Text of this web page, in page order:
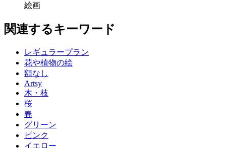
絵画
関連するキーワード
レギュラープラン
花や植物の絵
額なし
Artsy
木・枝
桜
春
グリーン
ピンク
イエロー